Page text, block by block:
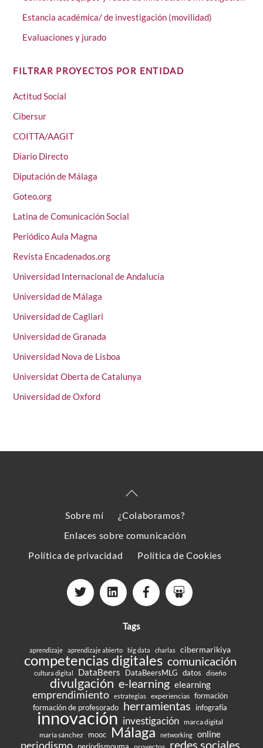
Estancia académica/ de investigación (movilidad)
Evaluaciones y jurado
FILTRAR PROYECTOS POR ENTIDAD
Actitud Social
Cibersur
COITTA/AAGIT
Diario Directo
Diputación de Málaga
Goteo.org
Latina de Comunicación Social
Periódico Aula Magna
Revista Encadenados.org
Universidad Internacional de Andalucía
Universidad de Málaga
Universidad de Cagliari
Universidad de Granada
Universidad Nova de Lisboa
Universidat Oberta de Catalunya
Universidad de Oxford
Back
Top
Sobre mí
¿Colaboramos?
Enlaces sobre comunicación
Política de privacidad
Política de Cookies
Tags
aprendizaje aprendizaje abierto big data charlas cibermarikiya
competencias digitales comunicación
cultura digital DataBeers DataBeersMLG datos diseño
divulgación e-learning elearning
emprendimiento estrategias experiencias formación
formación de profesorado herramientas infografía
innovación investigación marca digital
maría sánchez
mooc Málaga networking online
periodismo periodismouma redes sociales